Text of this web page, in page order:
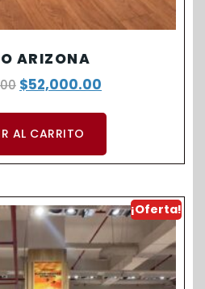
ARIZONA
$52,000.00
AL CARRITO
¡Oferta!